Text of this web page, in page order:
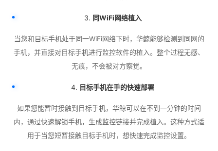
3. 同WiFi网络植入
当您和目标手机处于同一WiFi网络下时，华鲸能够检测到同网的
手机，并直接对目标手机进行监控软件的植入。整个过程无感、
无痕，不会被对方察觉。
4. 目标手机在手的快速部署
如果您能暂时接触到目标手机，华鲸可以在不到一分钟的时间
内，通过快速解锁手机，生成监控链接并完成植入。这种方式适
用于当您短暂接触目标手机时，想快速完成监控设置。